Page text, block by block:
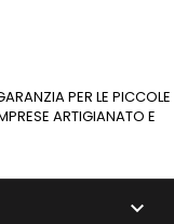
PER LE PICCOLE
ARTIGIANATO E
